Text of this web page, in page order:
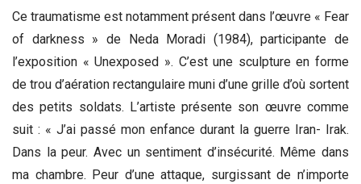
Ce traumatisme est notamment présent dans l’œuvre « Fear
of darkness » de Neda Moradi (1984), participante de
l’exposition « Unexposed ». C’est une sculpture en forme
de trou d’aération rectangulaire muni d’une grille d’où sortent
des petits soldats. L’artiste présente son œuvre comme
suit : « J’ai passé mon enfance durant la guerre Iran- Irak.
Dans la peur. Avec un sentiment d’insécurité. Même dans
ma chambre. Peur d’une attaque, surgissant de n’importe